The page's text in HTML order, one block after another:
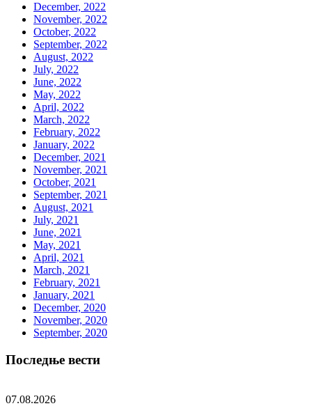
December, 2022
November, 2022
October, 2022
September, 2022
August, 2022
July, 2022
June, 2022
May, 2022
April, 2022
March, 2022
February, 2022
January, 2022
December, 2021
November, 2021
October, 2021
September, 2021
August, 2021
July, 2021
June, 2021
May, 2021
April, 2021
March, 2021
February, 2021
January, 2021
December, 2020
November, 2020
September, 2020
Последње вести
07.08.2026